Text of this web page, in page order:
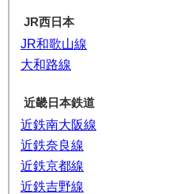
JR西日本
JR和歌山線
大和路線
近畿日本鉄道
近鉄南大阪線
近鉄奈良線
近鉄京都線
近鉄吉野線